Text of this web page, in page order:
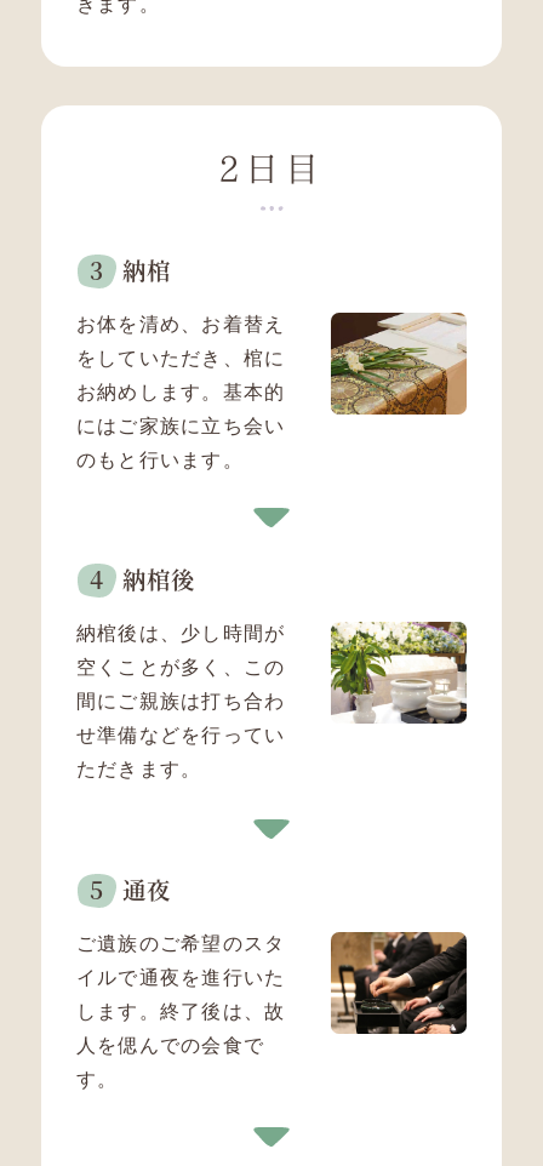
きます。
2日目
納棺
お体を清め、お着替え
をしていただき、棺に
お納めします。 基本的
にはご家族に立ち会い
のもと行います。
納棺後
納棺後は、少し時間が
空くことが多く、この
間にご親族は打ち合わ
せ準備などを行ってい
ただきます。
通夜
ご遺族のご希望のスタ
イルで通夜を進行いた
します。 終了後は、故
人を偲んでの会食で
す。